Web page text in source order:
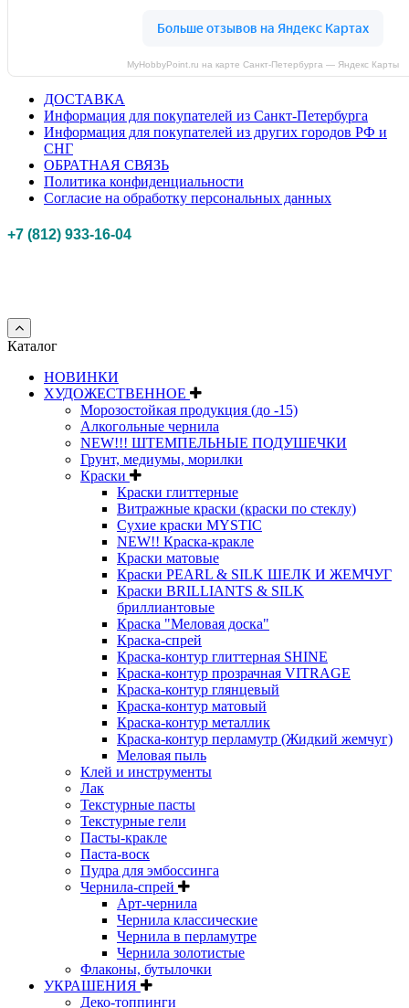
MyHobbyPoint.ru на карте Санкт‑Петербурга — Яндекс Карты
ДОСТАВКА
Информация для покупателей из Санкт-Петербурга
Информация для покупателей из других городов РФ и
СНГ
ОБРАТНАЯ СВЯЗЬ
Политика конфиденциальности
Согласие на обработку персональных данных
+7 (812) 933-16-04
Каталог
НОВИНКИ
ХУДОЖЕСТВЕННОЕ
Морозостойкая продукция (до -15)
Алкогольные чернила
NEW!!! ШТЕМПЕЛЬНЫЕ ПОДУШЕЧКИ
Грунт, медиумы, морилки
Краски
Краски глиттерные
Витражные краски (краски по стеклу)
Сухие краски MYSTIC
NEW!! Краска-кракле
Краски матовые
Краски PEARL & SILK ШЕЛК И ЖЕМЧУГ
Краски BRILLIANTS & SILK
бриллиантовые
Краска "Меловая доска"
Краска-спрей
Краска-контур глиттерная SHINE
Краска-контур прозрачная VITRAGE
Краска-контур глянцевый
Краска-контур матовый
Краска-контур металлик
Краска-контур перламутр (Жидкий жемчуг)
Меловая пыль
Клей и инструменты
Лак
Текстурные пасты
Текстурные гели
Пасты-кракле
Паста-воск
Пудра для эмбоссинга
Чернила-спрей
Арт-чернила
Чернила классические
Чернила в перламутре
Чернила золотистые
Флаконы, бутылочки
УКРАШЕНИЯ
Деко-топпинги